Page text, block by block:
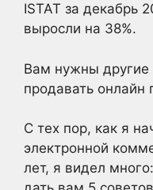
ISTAT за декабрь
выросли на 38%.
Вам нужны другие
продавать онлайн
С тех пор, как я
электронной
лет, я видел